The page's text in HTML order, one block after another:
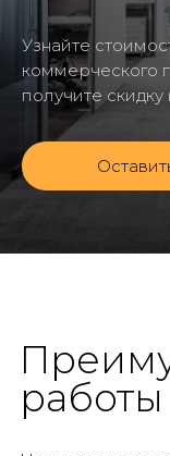
Узнайте
коммерческого
получите